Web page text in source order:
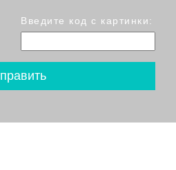
Введите код с картинки: